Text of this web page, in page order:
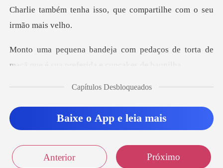
Histórico
Charlie tam
daços de torta de
maçã que é sua
áximo conquistá-lo
Capítulos Desbloqueados
Baixe o App e leia mais
Anterior Próximo